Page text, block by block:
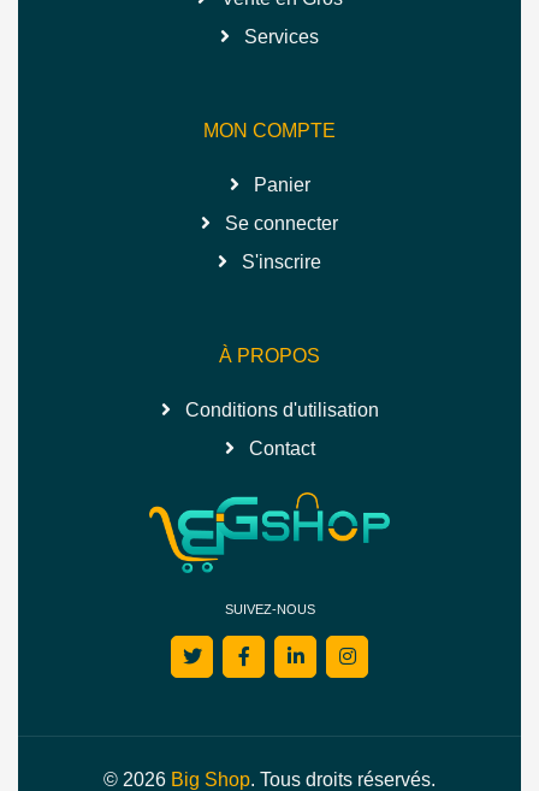
Services
MON COMPTE
Panier
Se connecter
S'inscrire
À PROPOS
Conditions d'utilisation
Contact
SUIVEZ-NOUS
© 2026 Big Shop. Tous droits réservés.